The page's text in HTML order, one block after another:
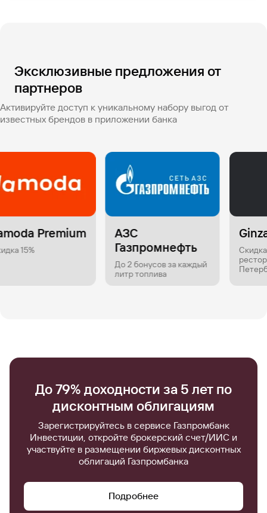
Эксклюзивные предложения от
партнеров
Активируйте доступ к уникальному набору выгод от
известных брендов в приложении банка
Premium
Газпромнефть
До 2 бонусов за каждый
литр топлива
Ginza
Скидка 20% в
ресторанах
Петербурга
До 79% доходности за 5 лет по
дисконтным облигациям
Зарегистрируйтесь в сервисе Газпромбанк
Инвестиции, откройте брокерский счет/ИИС и
участвуйте в размещении биржевых дисконтных
облигаций Газпромбанка
Подробнее